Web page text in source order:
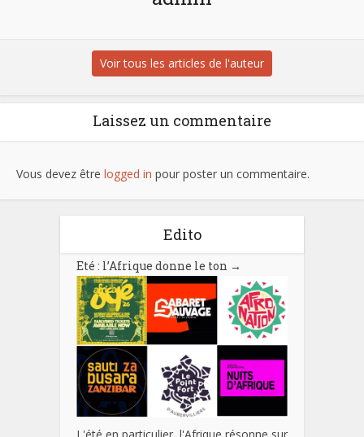
Voir tous les articles de l'auteur
Laissez un commentaire
Vous devez être logged in pour poster un commentaire.
Edito
Eté : l’Afrique donne le ton →